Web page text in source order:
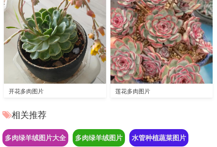
开花多肉图片 莲花多肉图片
相关推荐
多肉绿羊绒图片大全 多肉绿羊绒图片 水管种植蔬菜图片